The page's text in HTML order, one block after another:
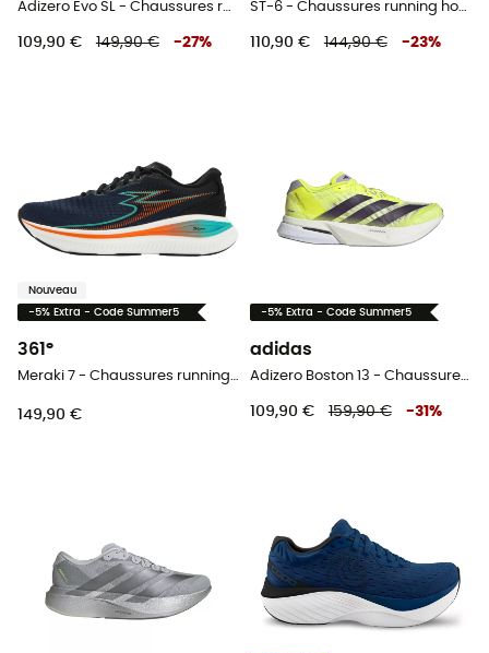
Adizero Evo SL - Chaussures running homme
109,90 € 149,90 € -27%
ST-6 - Chaussures running homme
110,90 € 144,90 € -23%
Nouveau
-5% Extra - Code Summer5
361°
Meraki 7 - Chaussures running homme
149,90 €
-5% Extra - Code Summer5
adidas
Adizero Boston 13 - Chaussures running homme
109,90 € 159,90 € -31 %